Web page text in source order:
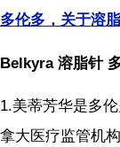
多伦多，关于溶
Belkyra 溶脂针
1.美蒂芳华是多
拿大医疗监管机构